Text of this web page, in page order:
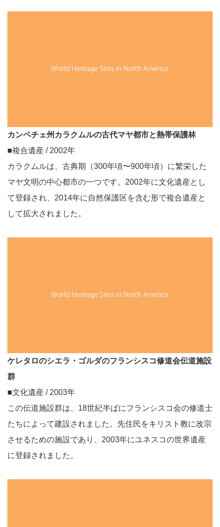
カンペチェ州カラクムルの古代マヤ都市と熱帯保護林
■複合遺産 / 2002年
カラクムルは、古典期（300年頃〜900年頃）に繁栄した
マヤ文明の中心都市の一つです。2002年に文化遺産とし
て登録され、2014年に自然保護区を含む形で複合遺産と
して拡大されました。
ケレタロのシエラ・ゴルダのフランシスコ修道会伝道施設
群
■文化遺産 / 2003年
この伝道施設群は、18世紀半ばにフランシスコ会の修道士
たちによって建設されました。先住民をキリスト教に改宗
させるための施設であり、2003年にユネスコの世界遺産
に登録されました。